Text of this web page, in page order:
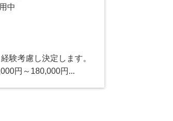
中
考慮し決定します。
円～180,000円...